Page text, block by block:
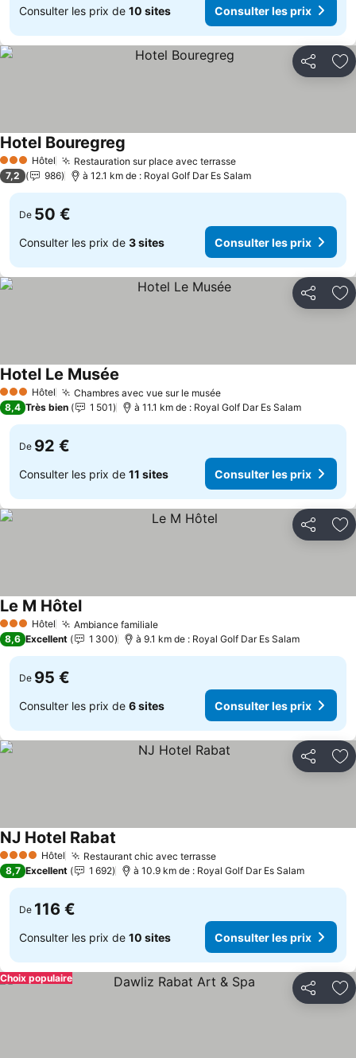
Consulter les prix de 10 sites Consulter les prix
Partager
3 ÉtoilesHôtel Restauration sur place avec terrasseConsulter les prix
Hotel Bouregreg
7,2 986 à 12.1 km de : Royal Golf Dar Es Salam
De 50 €
Consulter les prix de 3 sites Consulter les prix
Partager
3 ÉtoilesHôtel Chambres avec vue sur le muséeConsulter les prix
Hotel Le Musée
8,4 Très bien 1 501 à 11.1 km de : Royal Golf Dar Es Salam
De 92 €
Consulter les prix de 11 sites Consulter les prix
Partager
3 ÉtoilesHôtel Ambiance familialeConsulter les prix
Le M HôtelConsulter les prix
8,6 Excellent 1 300 à 9.1 km de : Royal Golf Dar Es Salam
De 95 €
Consulter les prix de 6 sites Consulter les prix
Partager
4 Étoiles Hôtel Restaurant chic avec terrasseConsulter les prix
NJ Hotel Rabat
8,7 Excellent 1 692 à 10.9 km de : Royal Golf Dar Es Salam
De 116 €
Consulter les prix de 10 sites Consulter les prix
Partager
Choix populaire